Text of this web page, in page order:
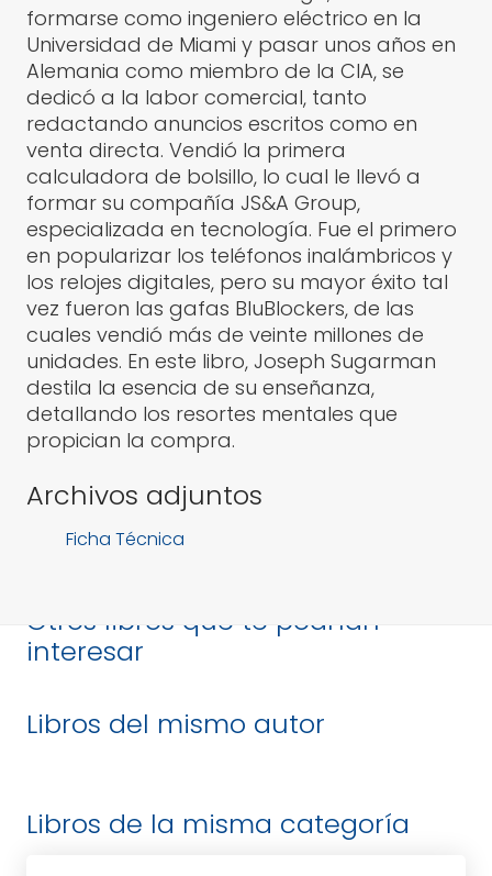
formarse como ingeniero eléctrico en la
Universidad de Miami y pasar unos años en
Alemania como miembro de la CIA, se
dedicó a la labor comercial, tanto
redactando anuncios escritos como en
venta directa. Vendió la primera
calculadora de bolsillo, lo cual le llevó a
formar su compañía JS&A Group,
especializada en tecnología. Fue el primero
en popularizar los teléfonos inalámbricos y
los relojes digitales, pero su mayor éxito tal
vez fueron las gafas BluBlockers, de las
cuales vendió más de veinte millones de
unidades. En este libro, Joseph Sugarman
destila la esencia de su enseñanza,
detallando los resortes mentales que
propician la compra.
Archivos adjuntos
Ficha Técnica
Otros libros que te podrían
interesar
Libros del mismo autor
Libros de la misma categoría